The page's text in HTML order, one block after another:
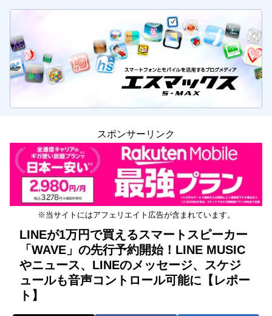
スポンサーリンク
※当サイトにはアフェリエイト広告が含まれています。
LINEが1万円で買えるスマートスピーカー
「WAVE」の先行予約開始！LINE MUSIC
やニュース、LINEのメッセージ、スケジ
ュールも音声コントロール可能に【レポー
ト】